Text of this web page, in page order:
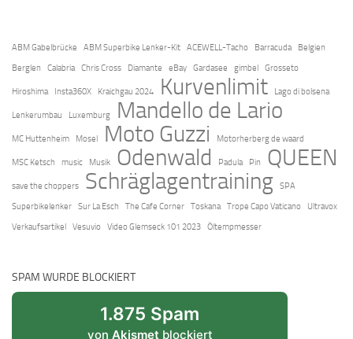
ABM Gabelbrücke ABM Superbike Lenker-Kit ACEWELL-Tacho Barracuda
Belgien
Berglen
Calabria Chris Cross Diamante eBay Gardasee gimbel Grosseto
Hiroshima Insta360X Kraichgau 2024 Kurvenlimit Lago di bolsena
Lenkerumbau Luxemburg Mandello de Lario
MC Huttenheim Mosel Moto Guzzi Motorherberg de waard
MSC Ketsch music Musik Odenwald Padula Pin QUEEN
save the choppers Schräglagentraining
SPA
Superbikelenker
Sur La Esch The Cafe Corner Toskana Trope Capo Vaticano
Ultravox
Verkaufsartikel
Vesuvio Video Glemseck 101 2023 Öltempmesser
SPAM WURDE BLOCKIERT
1.875 Spam
von Akismet blockiert